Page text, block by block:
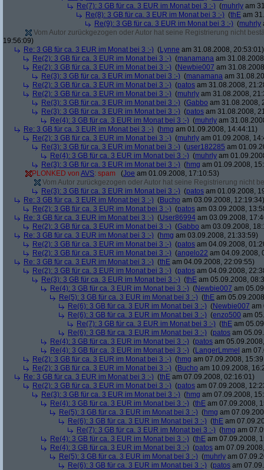
Re(7): 3 GB für ca. 3 EUR im Monat bei 3 :-) (muhrly am
Re(8): 3 GB für ca. 3 EUR im Monat bei 3 :-) (thE am
Re(9): 3 GB für ca. 3 EUR im Monat bei 3 :-) (muhrly
Vom Autor zurückgezogen oder Autor hat seine Registrierung nicht
19:56:09)
Re: 3 GB für ca. 3 EUR im Monat bei 3 :-) (Lynne am 31.08.2008, 20:53:01)
Re(2): 3 GB für ca. 3 EUR im Monat bei 3 :-) (manamana am
Re(2): 3 GB für ca. 3 EUR im Monat bei 3 :-) (Newbie007 am
Re(3): 3 GB für ca. 3 EUR im Monat bei 3 :-) (manamana am
Re(2): 3 GB für ca. 3 EUR im Monat bei 3 :-) (patos am 31.08.2008,
Re(2): 3 GB für ca. 3 EUR im Monat bei 3 :-) (muhrly am 31.08.2008,
Re(3): 3 GB für ca. 3 EUR im Monat bei 3 :-) (Gabbo am 31.08.2008,
Re(3): 3 GB für ca. 3 EUR im Monat bei 3 :-) (patos am 31.08.2008,
Re(4): 3 GB für ca. 3 EUR im Monat bei 3 :-) (muhrly am
Re: 3 GB für ca. 3 EUR im Monat bei 3 :-) (hmg am 01.09.2008, 14:44:11)
Re(2): 3 GB für ca. 3 EUR im Monat bei 3 :-) (muhrly am 01.09.2008,
Re(3): 3 GB für ca. 3 EUR im Monat bei 3 :-) (user182285 am
Re(4): 3 GB für ca. 3 EUR im Monat bei 3 :-) (muhrly am
Re(3): 3 GB für ca. 3 EUR im Monat bei 3 :-) (hmg am 01.09.2008,
PLONKED von AVS: spam (Joe am 01.09.2008, 17:10:53)
Vom Autor zurückgezogen oder Autor hat seine Registrierung nicht
Re(3): 3 GB für ca. 3 EUR im Monat bei 3 :-) (patos am 01.09.2008,
Re: 3 GB für ca. 3 EUR im Monat bei 3 :-) (Bucho am 03.09.2008, 12:19:34)
Re(2): 3 GB für ca. 3 EUR im Monat bei 3 :-) (patos am 03.09.2008,
Re: 3 GB für ca. 3 EUR im Monat bei 3 :-) (User86994 am 03.09.2008,
Re(2): 3 GB für ca. 3 EUR im Monat bei 3 :-) (Gabbo am 03.09.2008,
Re: 3 GB für ca. 3 EUR im Monat bei 3 :-) (hmg am 03.09.2008, 21:33:59)
Re(2): 3 GB für ca. 3 EUR im Monat bei 3 :-) (patos am 04.09.2008,
Re(2): 3 GB für ca. 3 EUR im Monat bei 3 :-) (angelo22 am 04.09.2008,
Re: 3 GB für ca. 3 EUR im Monat bei 3 :-) (thE am 04.09.2008, 22:09:55)
Re(2): 3 GB für ca. 3 EUR im Monat bei 3 :-) (patos am 04.09.2008,
Re(3): 3 GB für ca. 3 EUR im Monat bei 3 :-) (thE am 05.09.2008,
Re(4): 3 GB für ca. 3 EUR im Monat bei 3 :-) (Newbie007 am
Re(5): 3 GB für ca. 3 EUR im Monat bei 3 :-) (thE am
Re(6): 3 GB für ca. 3 EUR im Monat bei 3 :-) (Newbie007 am
Re(6): 3 GB für ca. 3 EUR im Monat bei 3 :-) (enzo500 am
Re(7): 3 GB für ca. 3 EUR im Monat bei 3 :-) (thE am
Re(6): 3 GB für ca. 3 EUR im Monat bei 3 :-) (patos am
Re(4): 3 GB für ca. 3 EUR im Monat bei 3 :-) (patos am
Re(4): 3 GB für ca. 3 EUR im Monat bei 3 :-) (LangerLmmel am
Re(2): 3 GB für ca. 3 EUR im Monat bei 3 :-) (hmg am 07.09.2008,
Re(2): 3 GB für ca. 3 EUR im Monat bei 3 :-) (Bucho am 10.09.2008,
Re: 3 GB für ca. 3 EUR im Monat bei 3 :-) (thE am 07.09.2008, 02:16:01)
Re(2): 3 GB für ca. 3 EUR im Monat bei 3 :-) (patos am 07.09.2008,
Re(3): 3 GB für ca. 3 EUR im Monat bei 3 :-) (hmg am 07.09.2008,
Re(4): 3 GB für ca. 3 EUR im Monat bei 3 :-) (thE am 07.09.2008,
Re(5): 3 GB für ca. 3 EUR im Monat bei 3 :-) (hmg am
Re(6): 3 GB für ca. 3 EUR im Monat bei 3 :-) (thE am
Re(7): 3 GB für ca. 3 EUR im Monat bei 3 :-) (hmg am
Re(4): 3 GB für ca. 3 EUR im Monat bei 3 :-) (thE am 07.09.2008,
Re(4): 3 GB für ca. 3 EUR im Monat bei 3 :-) (patos am
Re(5): 3 GB für ca. 3 EUR im Monat bei 3 :-) (muhrly am
Re(6): 3 GB für ca. 3 EUR im Monat bei 3 :-) (patos am